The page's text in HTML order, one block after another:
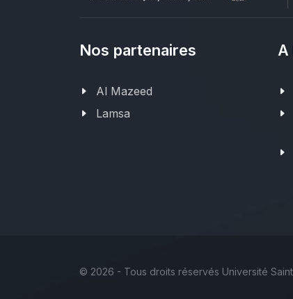
Nos partenaires
Al Mazeed
Lamsa
A
© 2026 - Tous droits réservés Université